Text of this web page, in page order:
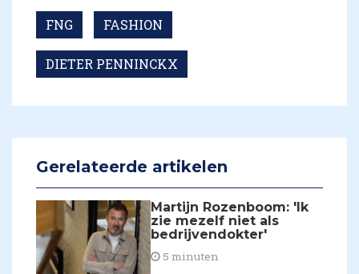
FNG FASHION
DIETER PENNINCKX
Gerelateerde artikelen
Martijn Rozenboom: 'Ik
zie mezelf niet als
bedrijvendokter'
5 minuten